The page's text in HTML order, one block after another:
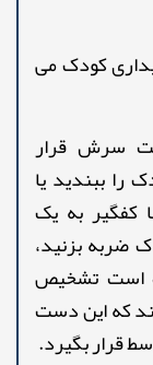
کودک می
سرش قرار
را ببندید یا
کفگیر به یک
بزنید،
است تشخیص
که این دست
قرار بگیرد.